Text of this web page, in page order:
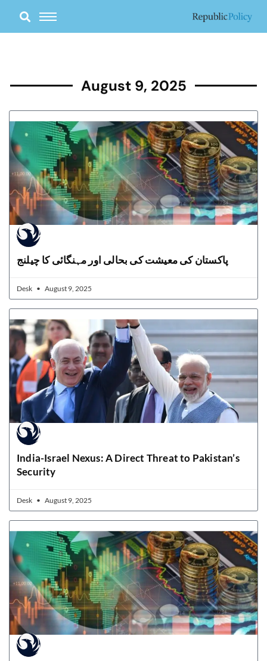
content
August 9, 2025
پاکستان کی معیشت کی بحالی اور مہنگائی کا چیلنج
Desk August 9, 2025
India-Israel Nexus: A Direct Threat to Pakistan’s
Security
Desk August 9, 2025